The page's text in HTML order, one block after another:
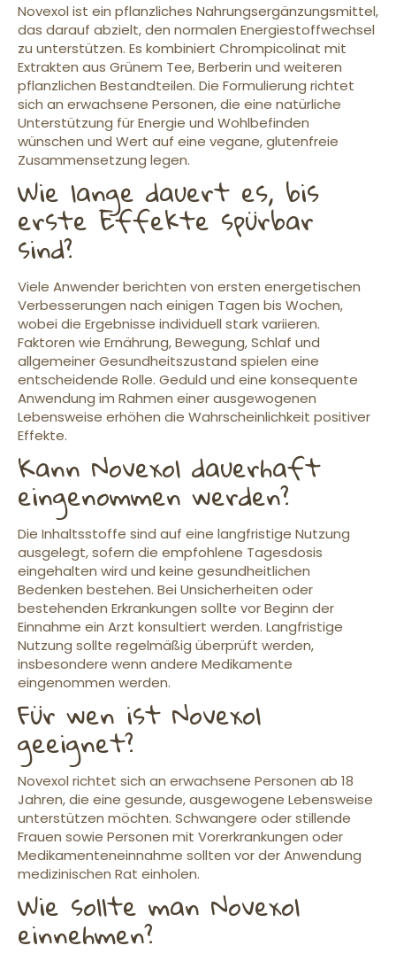
Novexol ist ein pflanzliches Nahrungsergänzungsmittel,
das darauf abzielt, den normalen Energiestoffwechsel
zu unterstützen. Es kombiniert Chrompicolinat mit
Extrakten aus Grünem Tee, Berberin und weiteren
pflanzlichen Bestandteilen. Die Formulierung richtet
sich an erwachsene Personen, die eine natürliche
Unterstützung für Energie und Wohlbefinden
wünschen und Wert auf eine vegane, glutenfreie
Zusammensetzung legen.
Wie lange dauert es, bis
erste Effekte spürbar
sind?
Viele Anwender berichten von ersten energetischen
Verbesserungen nach einigen Tagen bis Wochen,
wobei die Ergebnisse individuell stark variieren.
Faktoren wie Ernährung, Bewegung, Schlaf und
allgemeiner Gesundheitszustand spielen eine
entscheidende Rolle. Geduld und eine konsequente
Anwendung im Rahmen einer ausgewogenen
Lebensweise erhöhen die Wahrscheinlichkeit positiver
Effekte.
Kann Novexol dauerhaft
eingenommen werden?
Die Inhaltsstoffe sind auf eine langfristige Nutzung
ausgelegt, sofern die empfohlene Tagesdosis
eingehalten wird und keine gesundheitlichen
Bedenken bestehen. Bei Unsicherheiten oder
bestehenden Erkrankungen sollte vor Beginn der
Einnahme ein Arzt konsultiert werden. Langfristige
Nutzung sollte regelmäßig überprüft werden,
insbesondere wenn andere Medikamente
eingenommen werden.
Für wen ist Novexol
geeignet?
Novexol richtet sich an erwachsene Personen ab 18
Jahren, die eine gesunde, ausgewogene Lebensweise
unterstützen möchten. Schwangere oder stillende
Frauen sowie Personen mit Vorerkrankungen oder
Medikamenteneinnahme sollten vor der Anwendung
medizinischen Rat einholen.
Wie sollte man Novexol
einnehmen?